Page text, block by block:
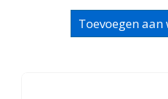
Toevoegen